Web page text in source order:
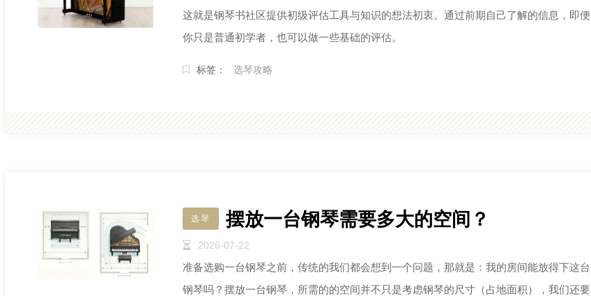
这就是钢琴书社区提供初级评估工具与知识的想法初衷。通过前期自己了解的信息，即便
你只是普通初学者，也可以做一些基础的评估。
标签： 选琴攻略
选琴 摆放一台钢琴需要多大的空间？
2026-07-22
准备选购一台钢琴之前，传统的我们都会想到一个问题，那就是：我的房间能放得下这台
钢琴吗？摆放一台钢琴，所需的的空间并不只是考虑钢琴的尺寸（占地面积），我们还要